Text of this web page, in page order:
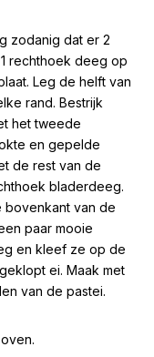
zodanig dat er 2
rechthoek deeg op
Leg de helft van
rand. Bestrijk
het tweede
en gepelde
de rest van de
bladerdeeg.
bovenkant van de
paar mooie
en kleef ze op de
ei. Maak met
van de pastei.